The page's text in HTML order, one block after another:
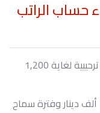
حساب الراتب
عند تحويل الراتب يحصل العميل على هدية ترحيبية لغاية 1,200
الحصول على قرض إسكاني لغاية 70 ألف دينار وفترة سماح